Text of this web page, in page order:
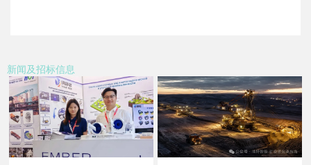
新闻及招标信息